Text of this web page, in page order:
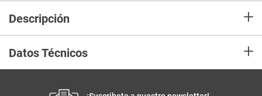
Descripción +
Datos Técnicos +